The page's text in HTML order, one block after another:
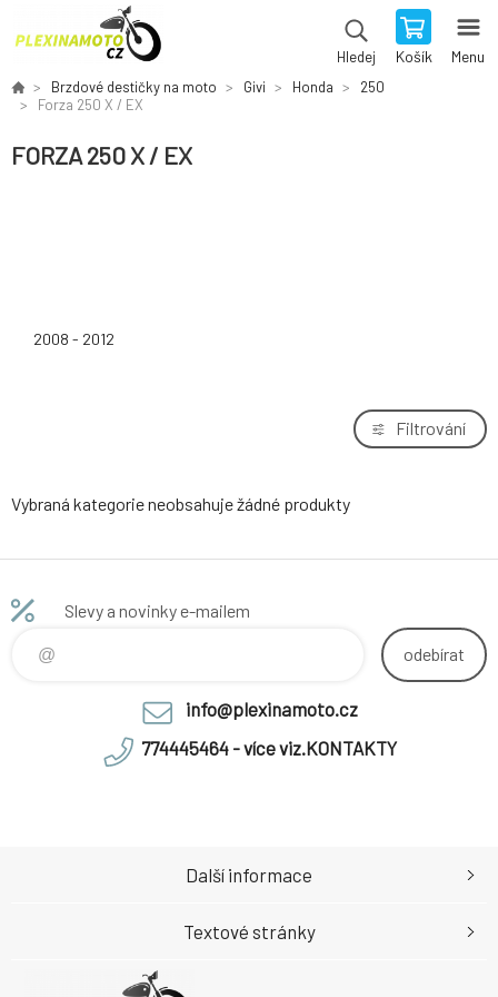
Hledej Košík Menu
Brzdové destičky na moto Givi Honda
250
Forza 250 X / EX
FORZA 250 X / EX
2008 - 2012
Filtrování
Vybraná kategorie neobsahuje žádné produkty
Slevy a novinky e-mailem
odebírat
info@plexinamoto.cz
774445464 - více viz.KONTAKTY
Další informace
Textové stránky